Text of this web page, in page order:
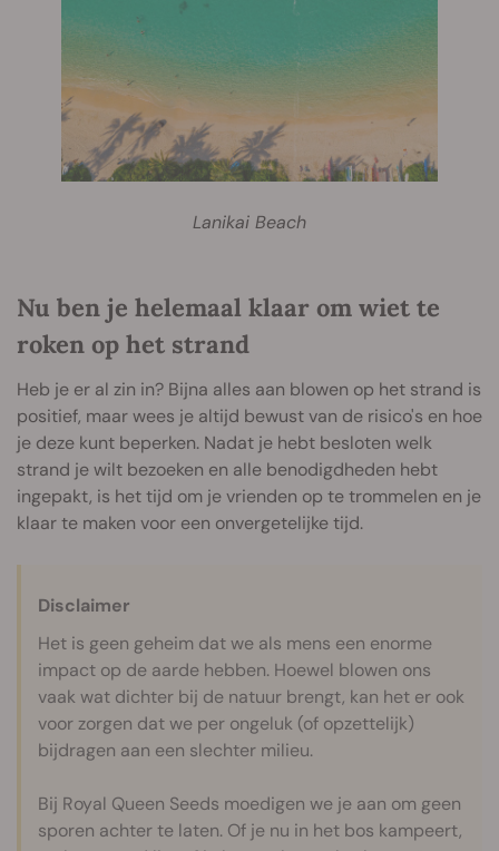
Lanikai Beach
Nu ben je helemaal klaar om wiet te
roken op het strand
Heb je er al zin in? Bijna alles aan blowen op het strand is
positief, maar wees je altijd bewust van de risico's en hoe
je deze kunt beperken. Nadat je hebt besloten welk
strand je wilt bezoeken en alle benodigdheden hebt
ingepakt, is het tijd om je vrienden op te trommelen en je
klaar te maken voor een onvergetelijke tijd.
Disclaimer
Het is geen geheim dat we als mens een enorme
impact op de aarde hebben. Hoewel blowen ons
vaak wat dichter bij de natuur brengt, kan het er ook
voor zorgen dat we per ongeluk (of opzettelijk)
bijdragen aan een slechter milieu.
Bij Royal Queen Seeds moedigen we je aan om geen
sporen achter te laten. Of je nu in het bos kampeert,